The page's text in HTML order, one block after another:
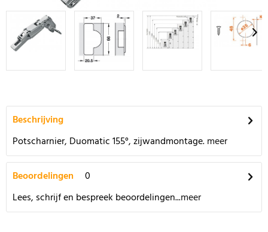
Beschrijving
Potscharnier, Duomatic 155°, zijwandmontage.meer
Beoordelingen
0
Lees, schrijf en bespreek beoordelingen...meer